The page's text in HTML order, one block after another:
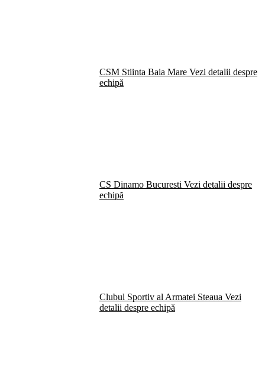
CSM Stiinta Baia Mare Vezi detalii despre
echipă
CS Dinamo Bucuresti Vezi detalii despre
echipă
Clubul Sportiv al Armatei Steaua Vezi
detalii despre echipă